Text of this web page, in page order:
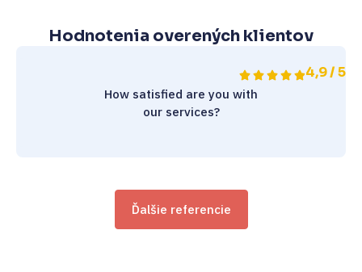
Hodnotenia overených klientov
4,9 / 5
How satisfied are you with
our services?
Ďalšie referencie